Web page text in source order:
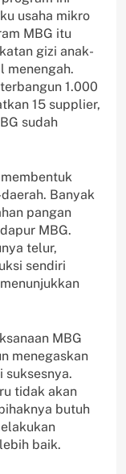
usaha mikro
MBG itu
gizi anak-
menengah.
1.000
15 supplier,
sudah
Banyak
pangan
MBG.
telur,
sendiri
MBG
menegaskan
suksesnya.
tidak akan
butuh
baik.